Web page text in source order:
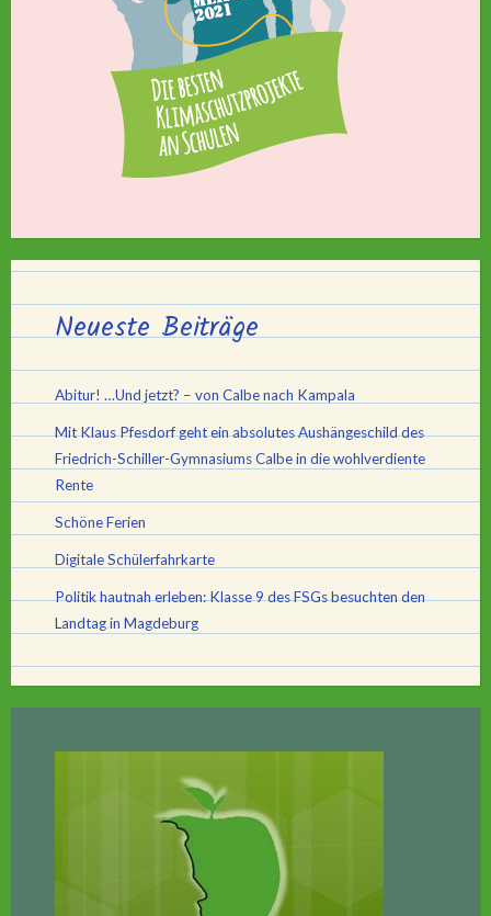
Neueste Beiträge
Abitur! …Und jetzt? – von Calbe nach Kampala
Mit Klaus Pfesdorf geht ein absolutes Aushängeschild des
Friedrich-Schiller-Gymnasiums Calbe in die wohlverdiente
Rente
Schöne Ferien
Digitale Schülerfahrkarte
Politik hautnah erleben: Klasse 9 des FSGs besuchten den
Landtag in Magdeburg